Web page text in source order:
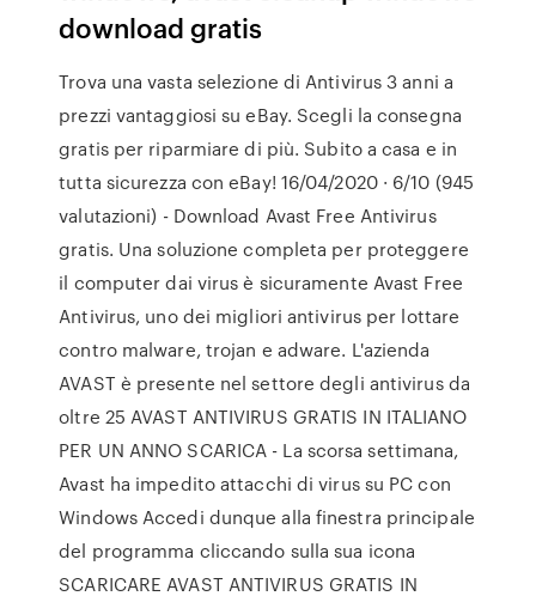
download gratis
Trova una vasta selezione di Antivirus 3 anni a
prezzi vantaggiosi su eBay. Scegli la consegna
gratis per riparmiare di più. Subito a casa e in
tutta sicurezza con eBay! 16/04/2020 · 6/10 (945
valutazioni) - Download Avast Free Antivirus
gratis. Una soluzione completa per proteggere
il computer dai virus è sicuramente Avast Free
Antivirus, uno dei migliori antivirus per lottare
contro malware, trojan e adware. L'azienda
AVAST è presente nel settore degli antivirus da
oltre 25 AVAST ANTIVIRUS GRATIS IN ITALIANO
PER UN ANNO SCARICA - La scorsa settimana,
Avast ha impedito attacchi di virus su PC con
Windows Accedi dunque alla finestra principale
del programma cliccando sulla sua icona
SCARICARE AVAST ANTIVIRUS GRATIS IN